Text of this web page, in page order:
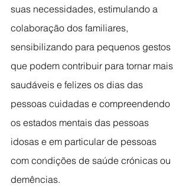
suas necessidades, estimulando a
colaboração dos familiares,
sensibilizando para pequenos gestos
que podem contribuir para tornar mais
saudáveis e felizes os dias das
pessoas cuidadas e compreendendo
os estados mentais das pessoas
idosas e em particular de pessoas
com condições de saúde crónicas ou
demências.